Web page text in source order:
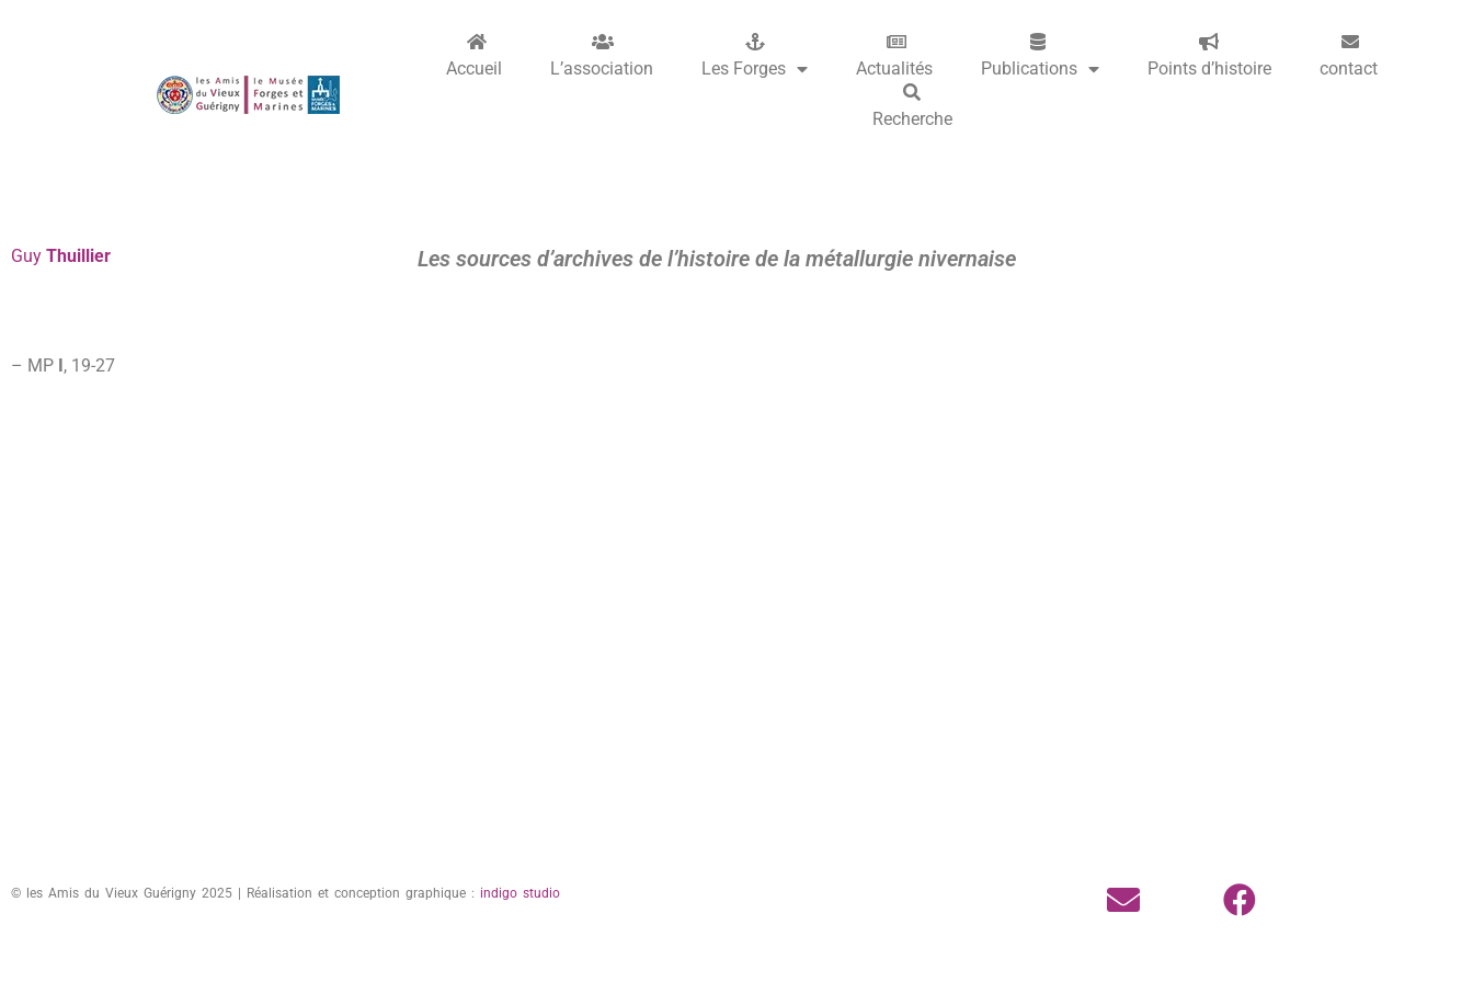
Accueil L’association Les Forges Actualités Publications Points d’histoire contact
Recherche
Guy Thuillier Les sources d’archives de l’histoire de la métallurgie nivernaise
– MP I, 19-27
© les Amis du Vieux Guérigny 2025 | Réalisation et conception graphique : indigo studio